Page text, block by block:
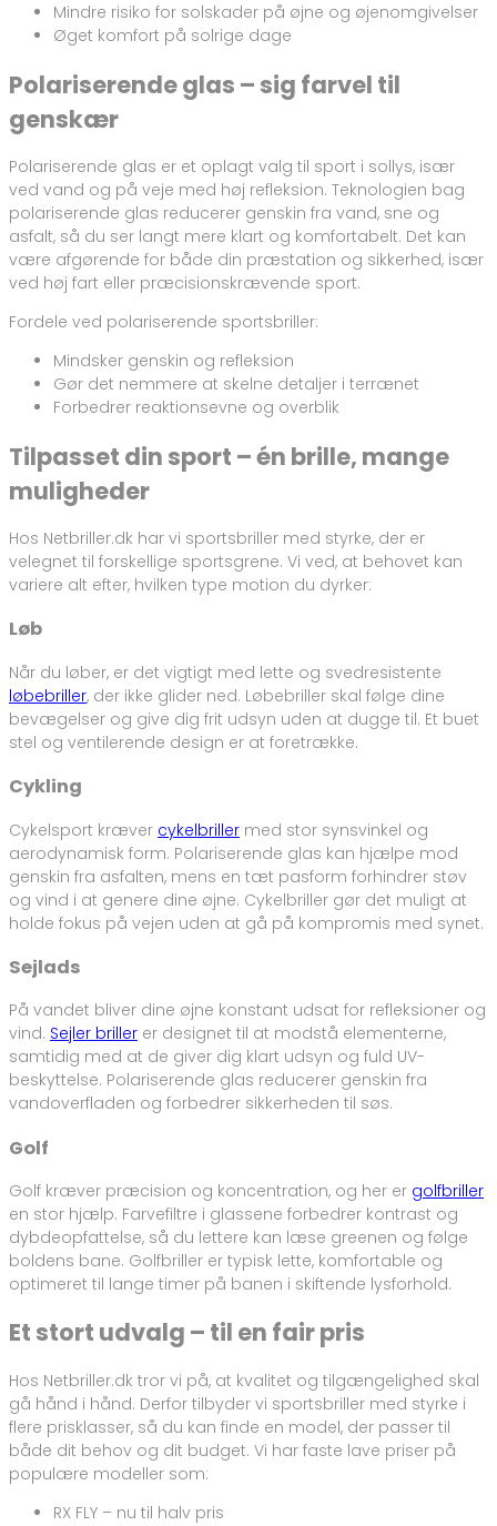
Mindre risiko for solskader på øjne og øjenomgivelser
Øget komfort på solrige dage
Polariserende glas – sig farvel til
genskær
Polariserende glas er et oplagt valg til sport i sollys, især
ved vand og på veje med høj refleksion. Teknologien bag
polariserende glas reducerer genskin fra vand, sne og
asfalt, så du ser langt mere klart og komfortabelt. Det kan
være afgørende for både din præstation og sikkerhed, især
ved høj fart eller præcisionskrævende sport.
Fordele ved polariserende sportsbriller:
Mindsker genskin og refleksion
Gør det nemmere at skelne detaljer i terrænet
Forbedrer reaktionsevne og overblik
Tilpasset din sport – én brille, mange
muligheder
Hos Netbriller.dk har vi sportsbriller med styrke, der er
velegnet til forskellige sportsgrene. Vi ved, at behovet kan
variere alt efter, hvilken type motion du dyrker:
Løb
Når du løber, er det vigtigt med lette og svedresistente
løbebriller, der ikke glider ned. Løbebriller skal følge dine
bevægelser og give dig frit udsyn uden at dugge til. Et buet
stel og ventilerende design er at foretrække.
Cykling
Cykelsport kræver cykelbriller med stor synsvinkel og
aerodynamisk form. Polariserende glas kan hjælpe mod
genskin fra asfalten, mens en tæt pasform forhindrer støv
og vind i at genere dine øjne. Cykelbriller gør det muligt at
holde fokus på vejen uden at gå på kompromis med synet.
Sejlads
På vandet bliver dine øjne konstant udsat for refleksioner og
vind. Sejler briller er designet til at modstå elementerne,
samtidig med at de giver dig klart udsyn og fuld UV-
beskyttelse. Polariserende glas reducerer genskin fra
vandoverfladen og forbedrer sikkerheden til søs.
Golf
Golf kræver præcision og koncentration, og her er golfbriller
en stor hjælp. Farvefiltre i glassene forbedrer kontrast og
dybdeopfattelse, så du lettere kan læse greenen og følge
boldens bane. Golfbriller er typisk lette, komfortable og
optimeret til lange timer på banen i skiftende lysforhold.
Et stort udvalg – til en fair pris
Hos Netbriller.dk tror vi på, at kvalitet og tilgængelighed skal
gå hånd i hånd. Derfor tilbyder vi sportsbriller med styrke i
flere prisklasser, så du kan finde en model, der passer til
både dit behov og dit budget. Vi har faste lave priser på
populære modeller som:
RX FLY – nu til halv pris